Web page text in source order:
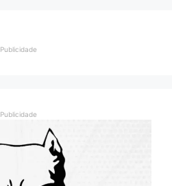
Publicidade
Publicidade